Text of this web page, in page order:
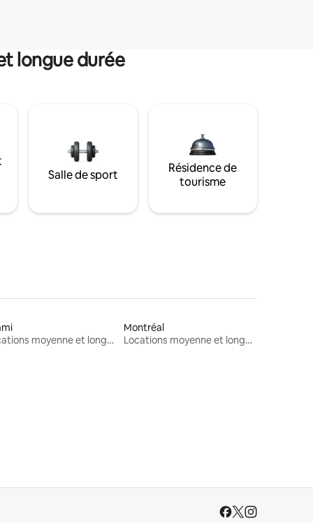
longue durée
Salle de sport
Résidence de
tourisme
Locations moyenne et longue durée
Montréal
Locations moyenne et longue durée